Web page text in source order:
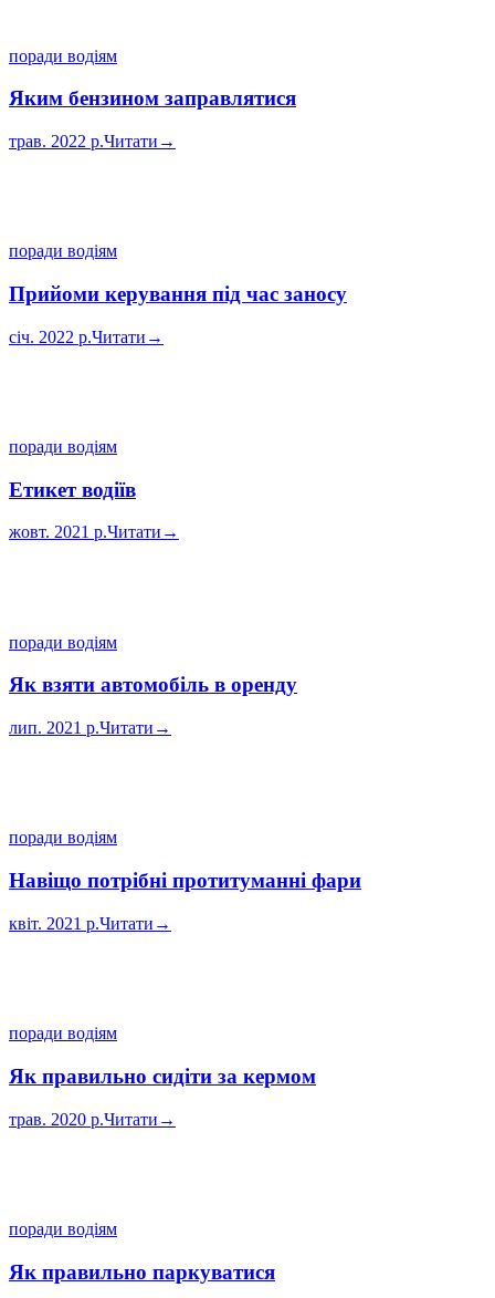
поради водіям
Яким бензином заправлятися
трав. 2022 р.Читати →
поради водіям
Прийоми керування під час заносу
січ. 2022 р.Читати →
поради водіям
Етикет водіїв
жовт. 2021 р.Читати →
поради водіям
Як взяти автомобіль в оренду
лип. 2021 р.Читати →
поради водіям
Навіщо потрібні протитуманні фари
квіт. 2021 р.Читати →
поради водіям
Як правильно сидіти за кермом
трав. 2020 р.Читати →
поради водіям
Як правильно паркуватися